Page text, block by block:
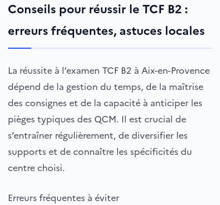
Conseils pour réussir le TCF B2 :
erreurs fréquentes, astuces locales
La réussite à l’examen TCF B2 à Aix-en-Provence
dépend de la gestion du temps, de la maîtrise
des consignes et de la capacité à anticiper les
pièges typiques des QCM. Il est crucial de
s’entraîner régulièrement, de diversifier les
supports et de connaître les spécificités du
centre choisi.
Erreurs fréquentes à éviter